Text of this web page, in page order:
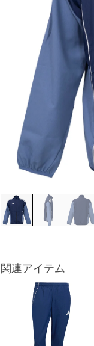
関連アイテム